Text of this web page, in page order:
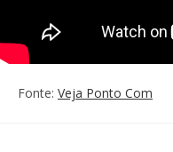
Fonte: Veja Ponto Com